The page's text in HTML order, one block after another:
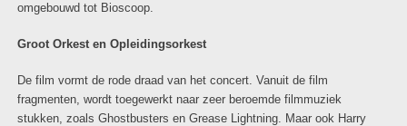
omgebouwd tot Bioscoop.
Groot Orkest en Opleidingsorkest
De film vormt de rode draad van het concert. Vanuit de film
fragmenten, wordt toegewerkt naar zeer beroemde filmmuziek
stukken, zoals Ghostbusters en Grease Lightning. Maar ook Harry